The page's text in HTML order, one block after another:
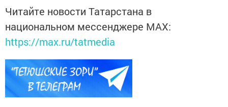
Читайте новости Татарстана в
национальном мессенджере MАХ:
https://max.ru/tatmedia